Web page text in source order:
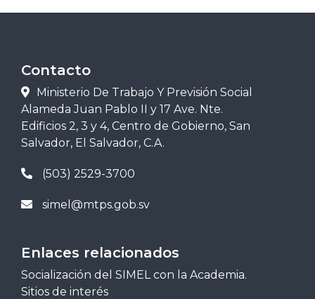
Contacto
Ministerio De Trabajo Y Previsión Social
Alameda Juan Pablo II y 17 Ave. Nte.
Edificios 2, 3 y 4, Centro de Gobierno, San
Salvador, El Salvador, C.A.
(503) 2529-3700
simel@mtps.gob.sv
Enlaces relacionados
Socialización del SIMEL con la Academia.
Sitios de interés